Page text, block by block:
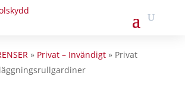
» Privat – Invändigt» Privat